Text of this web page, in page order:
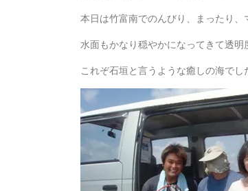
本日は竹富南でのんびり、まったり、
水面もかなり穏やかになってきて透明
これぞ石垣と言うような癒しの海でし